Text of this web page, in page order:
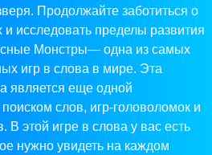
Продолжайте заботиться о
исследовать пределы развития
Монстры— одна из самых
игр в слова в мире. Эта
является еще одной
слов, игр-головоломок и
В этой игре в слова у вас есть
нужно увидеть на каждом